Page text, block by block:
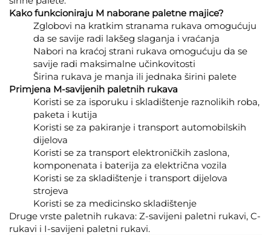
Kako funkcioniraju M naborane paletne majice?
Zglobovi na kratkim stranama rukava omogućuju
da se savije radi lakšeg slaganja i vraćanja
Nabori na kraćoj strani rukava omogućuju da se
savije radi maksimalne učinkovitosti
Širina rukava je manja ili jednaka širini palete
Primjena M-savijenih paletnih rukava
Koristi se za isporuku i skladištenje raznolikih roba,
paketa i kutija
Koristi se za pakiranje i transport automobilskih
dijelova
Koristi se za transport elektroničkih zaslona,
komponenata i baterija za električna vozila
Koristi se za skladištenje i transport dijelova
strojeva
Koristi se za medicinsko skladištenje
Druge vrste paletnih rukava: Z-savijeni paletni rukavi, C-
rukavi i I-savijeni paletni rukavi.